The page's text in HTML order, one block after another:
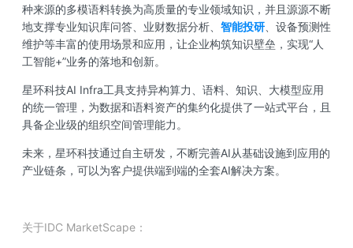
种来源的多模语料转换为高质量的专业领域知识，并且源源不断
地支撑专业知识库问答、业财数据分析、 智能投研、设备预测性
维护等丰富的使用场景和应用，让企业构筑知识壁垒，实现“人
工智能+”业务的落地和创新。
星环科技AI Infra工具支持异构算力、语料、知识、大模型应用
的统一管理，为数据和语料资产的集约化提供了一站式平台，且
具备企业级的组织空间管理能力。
未来，星环科技通过自主研发，不断完善AI从基础设施到应用的
产业链条，可以为客户提供端到端的全套AI解决方案。
关于IDC MarketScape：